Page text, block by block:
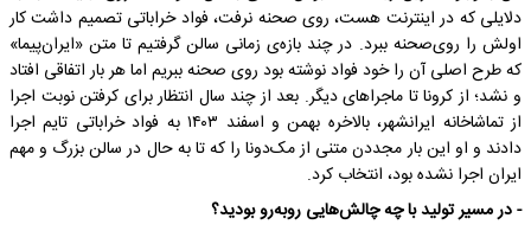
دلایلی که در اینترنت هست، روی صحنه نرفت، فواد خراباتی تصمیم داشت کار
اولش را روی‌صحنه ببرد. در چند بازه‌ی زمانی سالن گرفتیم تا متن «ایران‌پیما»
که طرح اصلی‌ آن را خود فواد نوشته بود روی صحنه ببریم اما هر بار اتفاقی افتاد
و نشد؛ از کرونا تا ماجراهای دیگر. بعد از چند سال انتظار برای کرفتن نوبت اجرا
از تماشاخانه ایرانشهر، بالاخره بهمن و اسفند ۱۴۰۳ به فواد خراباتی تایم اجرا
دادند و او این بار مجددن متنی از مک‌دونا را که تا به حال در سالن بزرگ‌ و مهم
ایران اجرا نشده بود، انتخاب کرد.
- در مسیر تولید با چه چالش‌هایی روبه‌رو بودید؟